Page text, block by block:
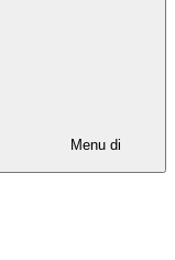
Menu di